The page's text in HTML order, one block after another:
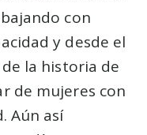
con
y desde el
la historia de
de mujeres con
Aún así